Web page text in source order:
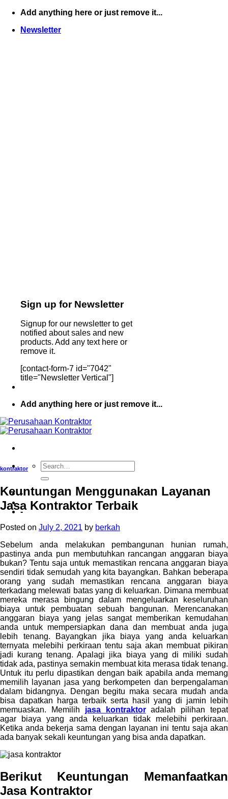
Skip
content
Add anything here or just remove it...
Newsletter
Sign up for Newsletter
Signup for our newsletter to get
notified about sales and new
products. Add any text here or
remove it.
[contact-form-7 id="7042"
title="Newsletter Vertical"]
Add anything here or just remove it...
-
-
kontraktor
Keuntungan Menggunakan Layanan
Jasa Kontraktor Terbaik
Posted on July 2, 2021 by berkah
Sebelum anda melakukan pembangunan hunian rumah,
pastinya anda pun membutuhkan rancangan anggaran biaya
bukan? Tentu saja untuk memastikan rencana anggaran biaya
sendiri tidak semudah yang kita bayangkan. Bahkan beberapa
orang yang sudah memastikan rencana anggaran biaya
terkadang melewati batas yang di keluarkan. Dimana membuat
mereka merasa bingung dalam mengeluarkan keseluruhan
biaya untuk pembuatan sebuah bangunan. Merencanakan
anggaran biaya yang jelas sangat memberikan kemudahan
anda untuk mempersiapkan dana dan membuat anda juga
lebih tenang. Bayangkan jika biaya yang anda keluarkan
ternyata melebihi perkiraan tentu saja akan membuat pikiran
jadi kurang tenang. Apalagi jika biaya yang di miliki sudah
tidak ada, pastinya semakin membuat kita merasa tidak tenang.
Untuk itu perlu dipastikan dengan baik apabila anda memang
memilih layanan jasa yang berkompeten dan berpengalaman
dalam bidangnya. Dengan begitu maka secara mudah anda
bisa dapatkan harga terbaik serta hasil yang di jamin lebih
memuaskan. Memilih jasa kontraktoradalah pilihan tepat
agar biaya yang anda keluarkan tidak melebihi perkiraan.
Ketika anda bekerja sama dengan layanan ini tentu saja akan
ada banyak sekali keuntungan yang bisa anda dapatkan.
Berikut Keuntungan Memanfaatkan
Jasa Kontraktor